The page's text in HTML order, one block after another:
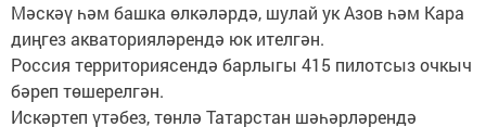
Мәскәү һәм башка өлкәләрдә, шулай ук Азов һәм Кара
диңгез акваторияләрендә юк ителгән.
Россия территориясендә барлыгы 415 пилотсыз очкыч
бәреп төшерелгән.
Искәртеп үтәбез, төнлә Татарстан шәһәрләрендә